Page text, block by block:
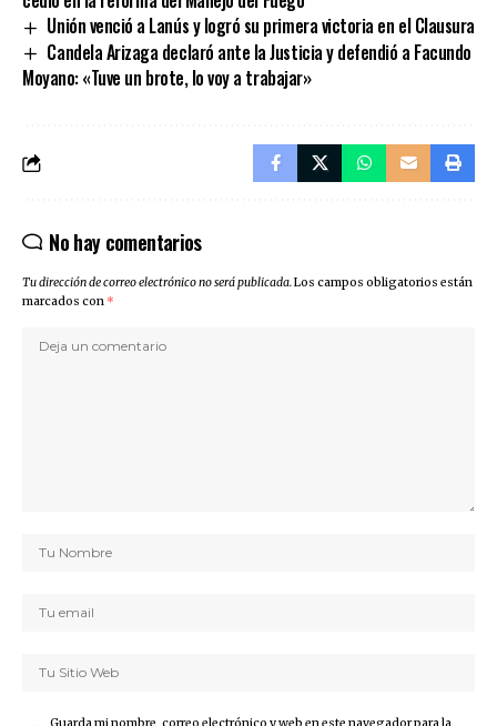
Unión venció a Lanús y logró su primera victoria en el Clausura
Candela Arizaga declaró ante la Justicia y defendió a Facundo
Moyano: «Tuve un brote, lo voy a trabajar»
No hay comentarios
Tu dirección de correo electrónico no será publicada.Los campos obligatorios están
marcados con *